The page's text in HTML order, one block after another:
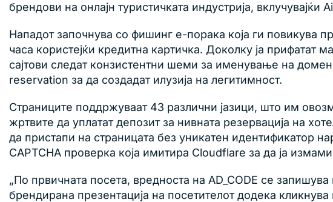
брендови на онлајн туристичката индустрија, вклучувајќи
Нападот започнува со фишинг е-порака која ги повикува
часа користејќи кредитна картичка. Доколку ја
сајтови следат конзистентни шеми за именување на
reservation за да создадат илузија на легитимност.
Страниците поддржуваат 43 различни јазици, што им
жртвите да уплатат депозит за нивната резервација на
да пристапи на страницата без уникатен идентификатор
CAPTCHA проверка која имитира Cloudflare за да ја
„По првичната посета, вредноста на AD_CODE се
брендирана презентација на посетителот додека